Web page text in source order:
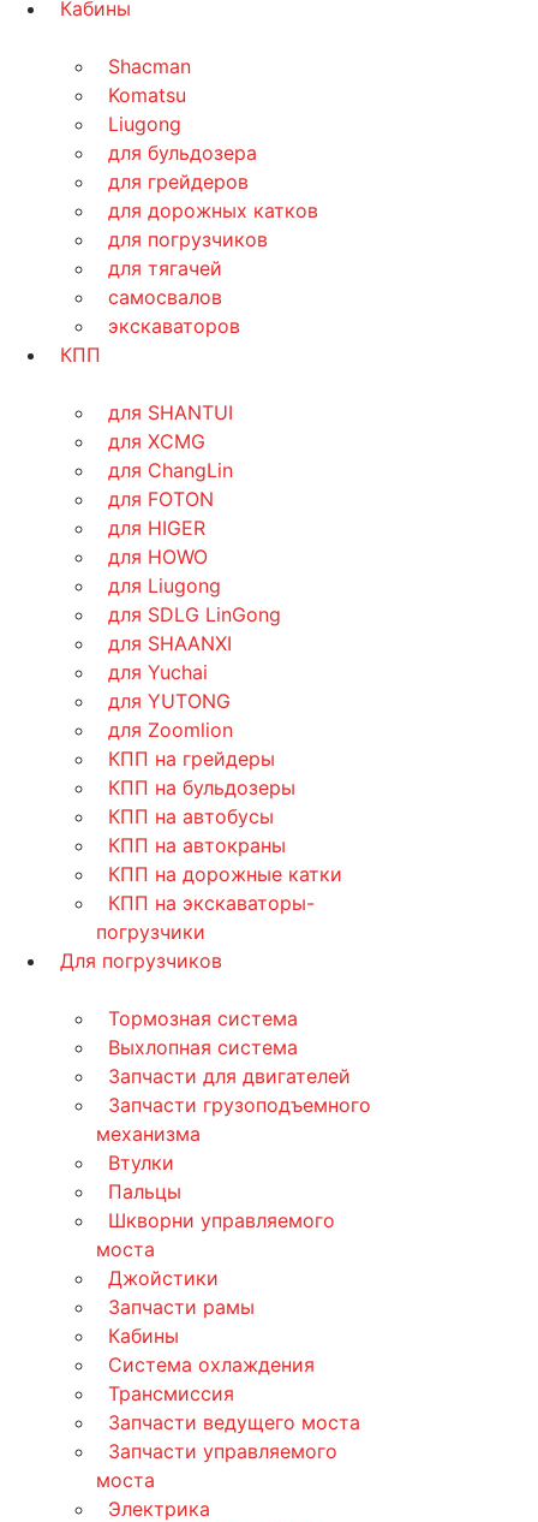
Кабины
Shacman
Komatsu
Liugong
для бульдозера
для грейдеров
для дорожных катков
для погрузчиков
для тягачей
самосвалов
экскаваторов
КПП
для SHANTUI
для XCMG
для ChangLin
для FOTON
для HIGER
для HOWO
для Liugong
для SDLG LinGong
для SHAANXI
для Yuchai
для YUTONG
для Zoomlion
КПП на грейдеры
КПП на бульдозеры
КПП на автобусы
КПП на автокраны
КПП на дорожные катки
КПП на экскаваторы-
погрузчики
Для погрузчиков
Тормозная система
Выхлопная система
Запчасти для двигателей
Запчасти грузоподъемного
механизма
Втулки
Пальцы
Шкворни управляемого
моста
Джойстики
Запчасти рамы
Кабины
Система охлаждения
Трансмиссия
Запчасти ведущего моста
Запчасти управляемого
моста
Электрика